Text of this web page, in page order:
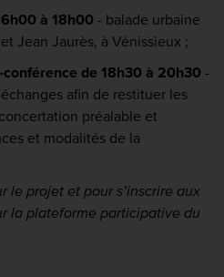
à 18h00 - balade urbaine
Jean Jaurès, à Vénissieux ;
de 18h30 à 20h30 -
afin de restituer les
préalable et
et modalités de la
le projet et pour s’inscrire aux
la plateforme participative du